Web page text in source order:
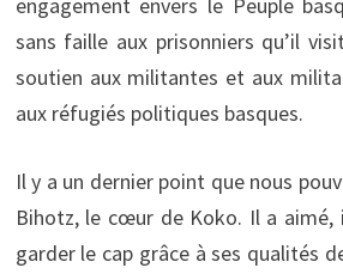
sans faille aux prisonniers qu’il
soutien aux militantes et aux
aux réfugiés politiques basques.
Il y a un dernier point que nous
Bihotz, le cœur de Koko. Il a aimé,
garder le cap grâce à ses qualités